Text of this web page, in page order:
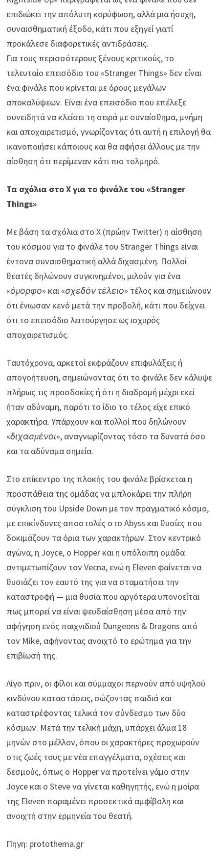
επιδιώκει την απόλυτη κορύφωση, αλλά μια ήσυχη,
συναισθηματική έξοδο, κάτι που εξηγεί γιατί
προκάλεσε διαφορετικές αντιδράσεις.
Για τους περισσότερους ξένους κριτικούς, το
τελευταίο επεισόδιο του «Stranger Things» δεν είναι
ένα φινάλε που κρίνεται με όρους μεγάλων
αποκαλύψεων. Είναι ένα επεισόδιο που επέλεξε
συνειδητά να κλείσει τη σειρά με συναίσθημα, μνήμη
και αποχαιρετισμό, γνωρίζοντας ότι αυτή η επιλογή θα
ικανοποιήσει κάποιους και θα αφήσει άλλους με την
αίσθηση ότι περίμεναν κάτι πιο τολμηρό.
Τα σχόλια στο X για το φινάλε του «Stranger
Things»
Με βάση τα σχόλια στο X (πρώην Twitter) η αίσθηση
του κόσμου για το φινάλε του Stranger Things είναι
έντονα συναισθηματική αλλά διχασμένη. Πολλοί
θεατές δηλώνουν συγκινημένοι, μιλούν για ένα
«όμορφο» και «σχεδόν τέλειο» τέλος και σημειώνουν
ότι ένιωσαν κενό μετά την προβολή, κάτι που δείχνει
ότι το επεισόδιο λειτούργησε ως ισχυρός
αποχαιρετισμός.
Ταυτόχρονα, αρκετοί εκφράζουν επιφυλάξεις ή
απογοήτευση, σημειώνοντας ότι το φινάλε δεν κάλυψε
πλήρως τις προσδοκίες ή ότι η διαδρομή μέχρι εκεί
ήταν αδύναμη, παρότι το ίδιο το τέλος είχε επικό
χαρακτήρα. Υπάρχουν και πολλοί που δηλώνουν
«διχασμένοι», αναγνωρίζοντας τόσο τα δυνατά όσο
και τα αδύναμα σημεία.
Στο επίκεντρο της πλοκής του φινάλε βρίσκεται η
προσπάθεια της ομάδας να μπλοκάρει την πλήρη
σύγκλιση του Upside Down με τον πραγματικό κόσμο,
με επικίνδυνες αποστολές στο Abyss και θυσίες που
δοκιμάζουν τα όρια των χαρακτήρων. Στον κεντρικό
αγώνα, η Joyce, ο Hopper και η υπόλοιπη ομάδα
αντιμετωπίζουν τον Vecna, ενώ η Eleven φαίνεται να
θυσιάζει τον εαυτό της για να σταματήσει την
καταστροφή — μια θυσία που αργότερα υπονοείται
πως μπορεί να είναι ψευδαίσθηση μέσα από την
αφήγηση ενός παιχνιδιού Dungeons & Dragons από
τον Mike, αφήνοντας ανοιχτό το ερώτημα για την
επιβίωσή της.
Λίγο πριν, οι φίλοι και σύμμαχοι περνούν από υψηλού
κινδύνου καταστάσεις, σώζοντας παιδιά και
καταστρέφοντας τελικά τον σύνδεσμο των δύο
κόσμων. Μετά την τελική μάχη, υπάρχει άλμα 18
μηνών στο μέλλον, όπου οι χαρακτήρες προχωρούν
στις ζωές τους με νέα επαγγέλματα, σχέσεις και
δεσμούς, όπως ο Hopper να προτείνει γάμο στην
Joyce και ο Steve να γίνεται καθηγητής, ενώ η μοίρα
της Eleven παραμένει προσεκτικά αμφίβολη και
ανοιχτή στην ερμηνεία του θεατή.
Πηγη: protothema.gr